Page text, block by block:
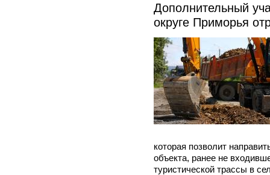
Дополнительный
округе Приморья
которая позволит
объекта, ранее не
туристической трассы в